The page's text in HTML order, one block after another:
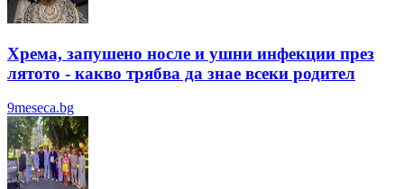
Хрема, запушено носле и ушни инфекции през
лятотo - какво трябва да знае всеки родител
9meseca.bg